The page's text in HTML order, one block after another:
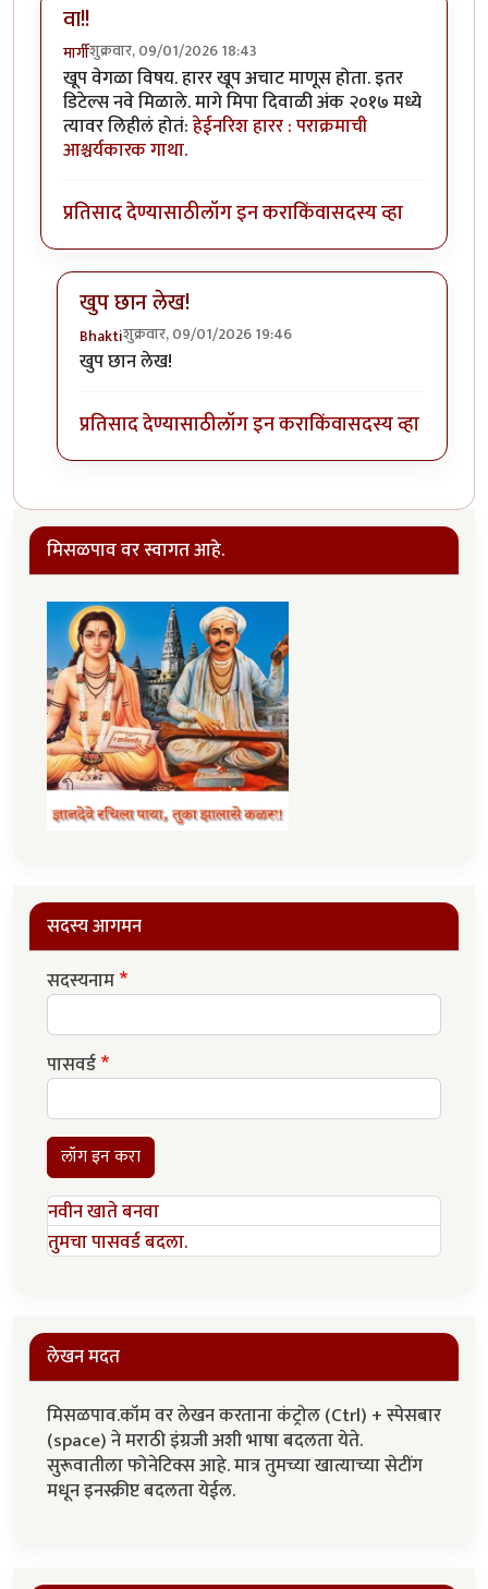
वा!!
मार्गीशुक्रवार, 09/01/2026 18:43
खूप वेगळा विषय. हारर खूप अचाट माणूस होता. इतर
डिटेल्स नवे मिळाले. मागे मिपा दिवाळी अंक २०१७ मध्ये
त्यावर लिहीलं होतं:हेईनरिश हारर : पराक्रमाची
आश्चर्यकारक गाथा.
प्रतिसाद देण्यासाठीलॉग इन कराकिंवासदस्य व्हा
खुप छान लेख!
Bhaktiशुक्रवार, 09/01/2026 19:46
In reply toवा!!
खुप छान लेख!
प्रतिसाद देण्यासाठीलॉग इन कराकिंवासदस्य व्हा
मिसळपाव वर स्वागत आहे.
सदस्य आगमन
सदस्यनाम
पासवर्ड
लॉग इन करा
नवीन खाते बनवा
तुमचा पासवर्ड बदला.
लेखन मदत
मिसळपाव.कॉम वर लेखन करताना कंट्रोल (Ctrl) + स्पेसबार
(space) ने मराठी इंग्रजी अशी भाषा बदलता येते.
सुरूवातीला फोनेटिक्स आहे. मात्र तुमच्या खात्याच्या सेटींग
मधून इनस्क्रीप्ट बदलता येईल.